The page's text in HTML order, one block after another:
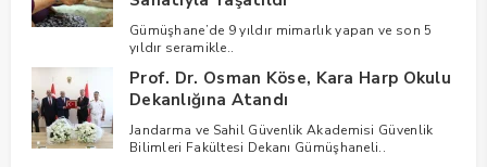
Gümüşhane’de 9 yıldır mimarlık yapan ve son 5
yıldır seramikle..
Prof. Dr. Osman Köse, Kara Harp Okulu
Dekanlığına Atandı
Jandarma ve Sahil Güvenlik Akademisi Güvenlik
Bilimleri Fakültesi Dekanı Gümüşhaneli..